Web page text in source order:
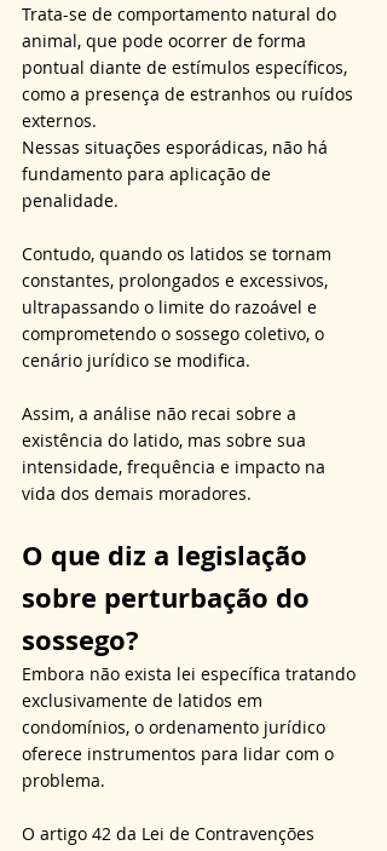
Trata-se de comportamento natural do
animal, que pode ocorrer de forma
pontual diante de estímulos específicos,
como a presença de estranhos ou ruídos
externos.
Nessas situações esporádicas, não há
fundamento para aplicação de
penalidade.
Contudo, quando os latidos se tornam
constantes, prolongados e excessivos,
ultrapassando o limite do razoável e
comprometendo o sossego coletivo, o
cenário jurídico se modifica.
Assim, a análise não recai sobre a
existência do latido, mas sobre sua
intensidade, frequência e impacto na
vida dos demais moradores.
O que diz a legislação
sobre perturbação do
sossego?
Embora não exista lei específica tratando
exclusivamente de latidos em
condomínios, o ordenamento jurídico
oferece instrumentos para lidar com o
problema.
O artigo 42 da Lei de Contravenções